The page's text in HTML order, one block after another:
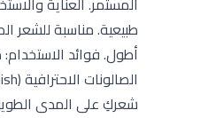
طبيعية. مناسبة للشعر
أطول. فوائد
شعركِ على المدى